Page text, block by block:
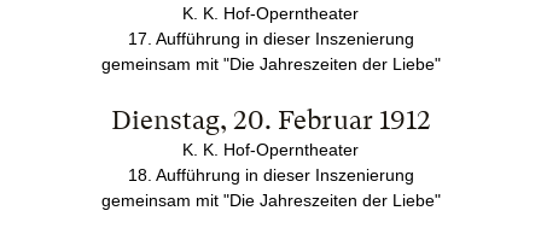
K. K. Hof-Operntheater
17. Aufführung in dieser Inszenierung
gemeinsam mit "Die Jahreszeiten der Liebe"
Dienstag, 20. Februar 1912
K. K. Hof-Operntheater
18. Aufführung in dieser Inszenierung
gemeinsam mit "Die Jahreszeiten der Liebe"